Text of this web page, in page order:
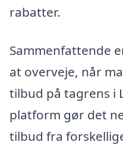
rabatter.
Sammenfattende
at overveje, når
tilbud på tagrens i
platform gør det
tilbud fra